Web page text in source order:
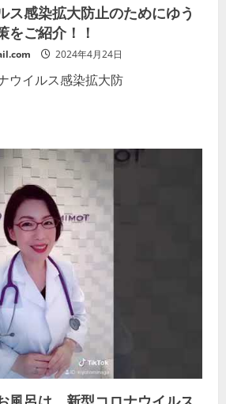
ス感染拡大防止のためにゆう
をご紹介！！
2024年4月24日
ウイルス感染拡大防